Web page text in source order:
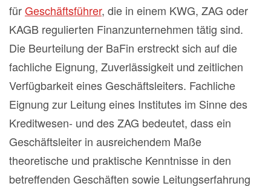
fürGeschäftsführer, die in einem KWG, ZAG oder
KAGB regulierten Finanzunternehmen tätig sind.
Die Beurteilung der BaFin erstreckt sich auf die
fachliche Eignung, Zuverlässigkeit und zeitlichen
Verfügbarkeit eines Geschäftsleiters. Fachliche
Eignung zur Leitung eines Institutes im Sinne des
Kreditwesen- und des ZAG bedeutet, dass ein
Geschäftsleiter in ausreichendem Maße
theoretische und praktische Kenntnisse in den
betreffenden Geschäften sowie Leitungserfahrung